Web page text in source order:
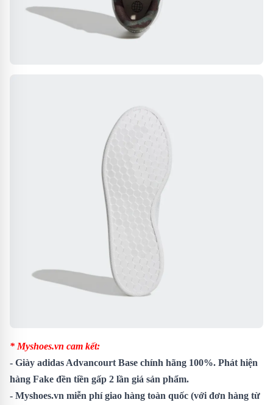
* Myshoes.vn cam kết:
- Giày adidas Advancourt Base chính hãng 100%. Phát hiện
hàng Fake đền tiền gấp 2 lần giá sản phẩm.
- Myshoes.vn miễn phí giao hàng toàn quốc (với đơn hàng từ